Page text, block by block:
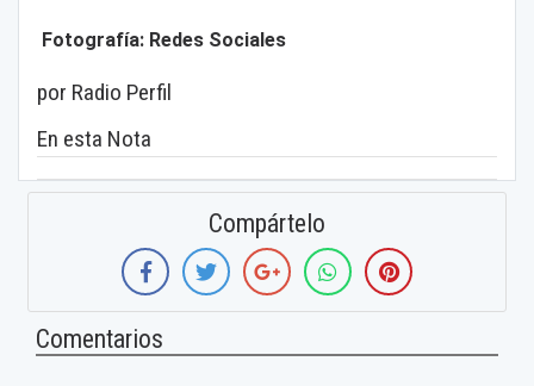
Fotografía: Redes Sociales
por Radio Perfil
En esta Nota
Compártelo
Comentarios